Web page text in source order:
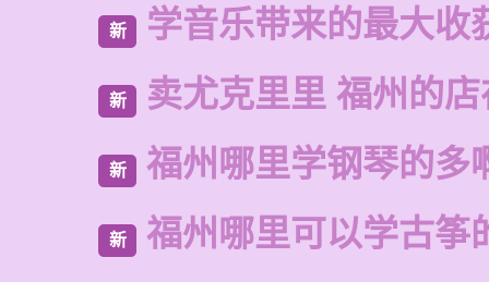
新 学音乐带来的最大收
新 卖尤克里里 福州的
新 福州哪里学钢琴的多
新 福州哪里可以学古筝